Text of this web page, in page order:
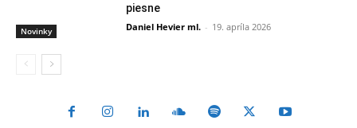
Novinky
piesne
Daniel Hevier ml. - 19. apríla 2026